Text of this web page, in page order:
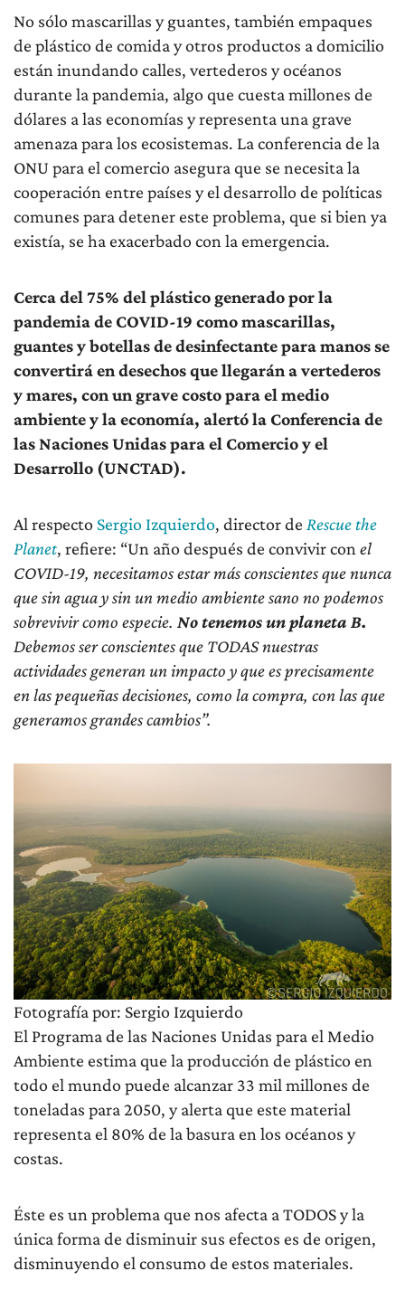
No sólo mascarillas y guantes, también empaques
de plástico de comida y otros productos a domicilio
están inundando calles, vertederos y océanos
durante la pandemia, algo que cuesta millones de
dólares a las economías y representa una grave
amenaza para los ecosistemas. La conferencia de la
ONU para el comercio asegura que se necesita la
cooperación entre países y el desarrollo de políticas
comunes para detener este problema, que si bien ya
existía, se ha exacerbado con la emergencia.
Cerca del 75% del plástico generado por la
pandemia de COVID-19 como mascarillas,
guantes y botellas de desinfectante para manos se
convertirá en desechos que llegarán a vertederos
y mares, con un grave costo para el medio
ambiente y la economía, alertó la Conferencia de
las Naciones Unidas para el Comercio y el
Desarrollo (UNCTAD).
Al respecto Sergio Izquierdo, director de Rescue the
Planet, refiere: “Un año después de convivir con el
COVID-19, necesitamos estar más conscientes que nunca
que sin agua y sin un medio ambiente sano no podemos
sobrevivir como especie. No tenemos un planeta B.
Debemos ser conscientes que TODAS nuestras
actividades generan un impacto y que es precisamente
en las pequeñas decisiones, como la compra, con las que
generamos grandes cambios”.
Fotografía por: Sergio Izquierdo
El Programa de las Naciones Unidas para el Medio
Ambiente estima que la producción de plástico en
todo el mundo puede alcanzar 33 mil millones de
toneladas para 2050, y alerta que este material
representa el 80% de la basura en los océanos y
costas.
Éste es un problema que nos afecta a TODOS y la
única forma de disminuir sus efectos es de origen,
disminuyendo el consumo de estos materiales.